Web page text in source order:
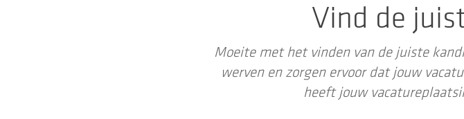
Vind de
Moeite met het vinden van de juiste
werven en zorgen ervoor dat jouw
heeft jouw